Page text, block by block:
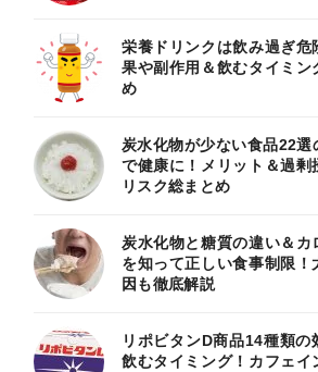
栄養ドリンクは飲み過ぎ危
果や副作用＆飲むタイミン
め
炭水化物が少ない食品22選
で健康に！メリット＆過剰
リスク総まとめ
炭水化物と糖質の違い＆カ
を知って正しい食事制限！
因も徹底解説
リポビタンD商品14種類の
飲むタイミング！カフェイ